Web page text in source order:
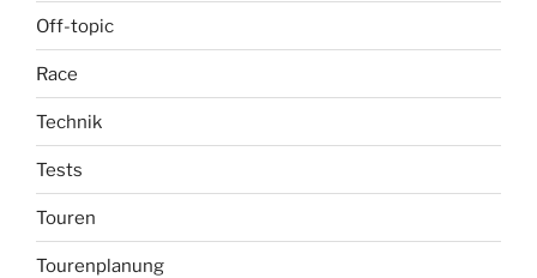
Off-topic
Race
Technik
Tests
Touren
Tourenplanung